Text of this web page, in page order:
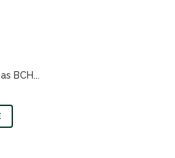
BCH...